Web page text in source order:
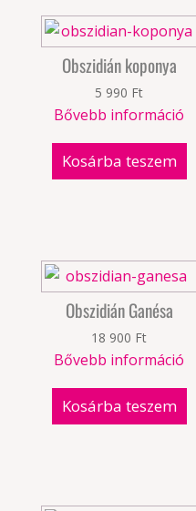
Obszidián koponya
5 990 Ft
Bővebb információ
Kosárba teszem
Obszidián Ganésa
18 900 Ft
Bővebb információ
Kosárba teszem